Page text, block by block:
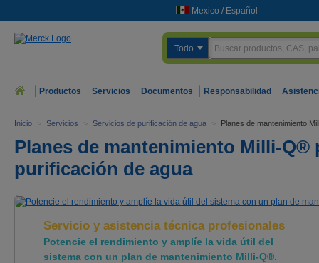
Mexico / Español
Todo
Productos Servicios Documentos Responsabilidad
Inicio > Servicios > Servicios de purificación de agua > Planes de mantenimiento
Planes de mantenimiento Milli-Q®
purificación de agua
Servicio y asistencia técnica profesionales
Potencie el rendimiento y amplíe la vida útil del
sistema con un plan de mantenimiento Milli-Q®.